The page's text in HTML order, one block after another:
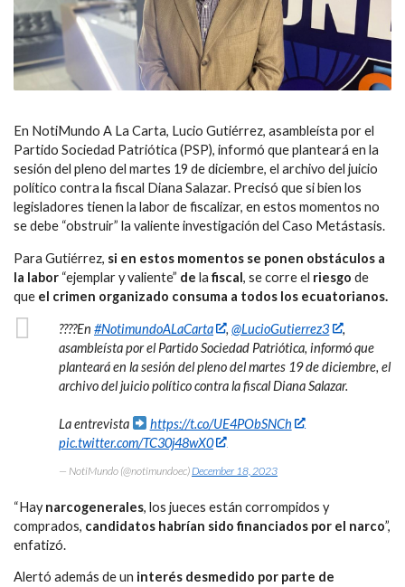
En NotiMundo A La Carta, Lucio Gutiérrez, asambleísta por el
Partido Sociedad Patriótica (PSP), informó que planteará en la
sesión del pleno del martes 19 de diciembre, el archivo del juicio
político contra la fiscal Diana Salazar. Precisó que si bien los
legisladores tienen la labor de fiscalizar, en estos momentos no
se debe “obstruir” la valiente investigación del Caso Metástasis.
Para Gutiérrez, si en estos momentos se ponen obstáculos a
la labor “ejemplar y valiente” de la fiscal, se corre el riesgo de
que el crimen organizado consuma a todos los ecuatorianos.
????En #NotimundoALaCarta ,@LucioGutierrez3
,
asambleísta por el Partido Sociedad Patriótica, informó que
planteará en la sesión del pleno del martes 19 de diciembre, el
archivo del juicio político contra la fiscal Diana Salazar.
La entrevista
https://t.co/UE4PObSNCh
pic.twitter.com/TC30j48wX0
— NotiMundo (@notimundoec) December 18, 2023
“Haynarcogenerales, los jueces están corrompidos y
comprados, candidatos habrían sido financiados por el narco”,
enfatizó.
Alertó además de un interés desmedido por parte de